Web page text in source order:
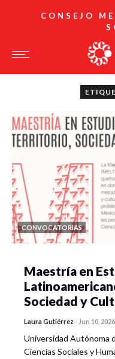
CONSEJO
CONVOCATORIAS
Maestría en
Sociedad y
Laura Gutiérrez - Jun 10, 2026
Universidad Autónoma
Ciencias Sociales y